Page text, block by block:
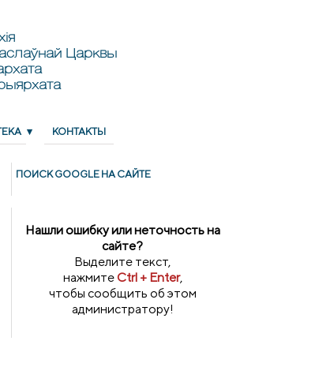
Царквы
КОНТАКТЫ
ПОИСК GOОGLE НА САЙТЕ
Нашли ошибку или неточность на
сайте?
Выделите текст,
нажмитеCtrl + Enter,
чтобы сообщить об этом
администратору!